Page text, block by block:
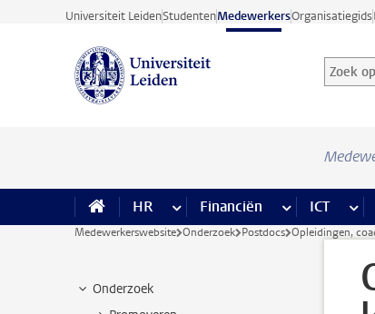
Ga direct naar de inhoud
Universiteit LeidenStudentenMedewerkersOrganisatiegids
Zoek
Zoekterm
HR meer HR pagina’s
Financiën meerICT
Medewerkerswebsite Onderzoek Postdocs Opleidingen,
Onderzoek